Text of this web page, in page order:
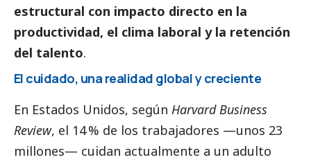
estructural con impacto directo en la
productividad, el clima laboral y la retención
del talento.
El cuidado, una realidad global y creciente
En Estados Unidos, según Harvard Business
Review, el 14 % de los trabajadores —unos 23
millones— cuidan actualmente a un adulto